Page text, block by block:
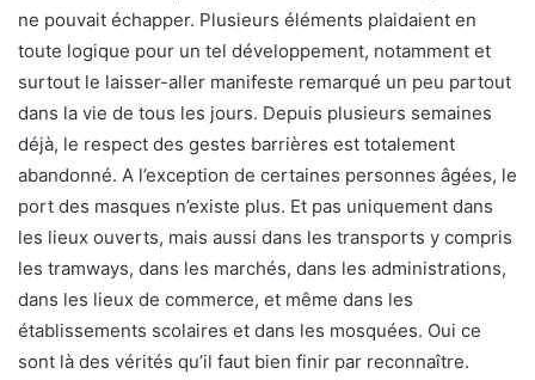
ne pouvait échapper. Plusieurs éléments plaidaient en
toute logique pour un tel développement, notamment et
surtout le laisser-aller manifeste remarqué un peu partout
dans la vie de tous les jours. Depuis plusieurs semaines
déjà, le respect des gestes barrières est totalement
abandonné. A l’exception de certaines personnes âgées, le
port des masques n’existe plus. Et pas uniquement dans
les lieux ouverts, mais aussi dans les transports y compris
les tramways, dans les marchés, dans les administrations,
dans les lieux de commerce, et même dans les
établissements scolaires et dans les mosquées. Oui ce
sont là des vérités qu’il faut bien finir par reconnaître.